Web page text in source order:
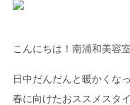
こんにちは！南浦和美容室
日中だんだんと暖かくな
春に向けたおススメスタイ